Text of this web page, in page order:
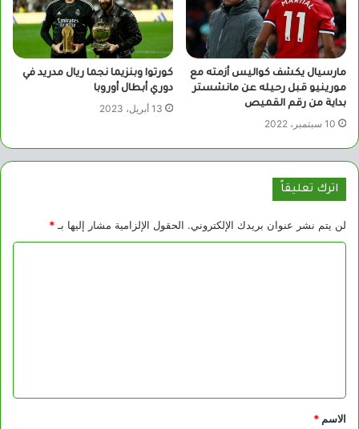
مارسيال يكشف كواليس أزمته مع
مورينيو قبل رحيله عن مانشستر
بداية من رقم القميص
10 سبتمبر، 2022
كورتوا وبنزيما نجما ريال مدريد في
دوري أبطال أوروبا
13 أبريل، 2023
اترك تعليقاً
لن يتم نشر عنوان بريدك الإلكتروني. الحقول الإلزامية مشار إليها بـ *
ق
*
الاسم *